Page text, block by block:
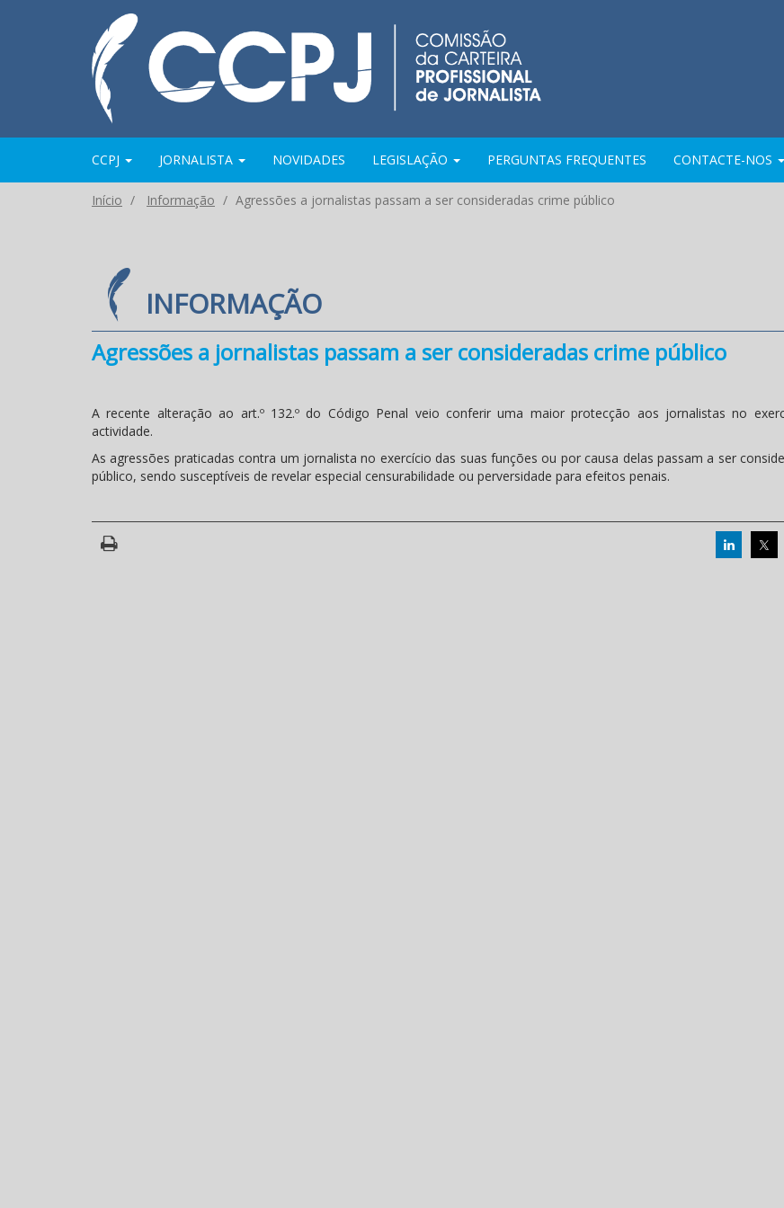
CCPJ JORNALISTA NOVIDADES LEGISLAÇÃO PERGUNTAS FREQUENTES CONTACTE-NOS
Início Informação Agressões a jornalistas passam a ser consideradas crime público
INFORMAÇÃO
Agressões a jornalistas passam a ser consideradas crime público
A recente alteração ao art.º 132.º do Código Penal veio conferir uma maior protecção aos jornalistas no
actividade.
As agressões praticadas contra um jornalista no exercício das suas funções ou por causa delas passam a ser
público, sendo susceptíveis de revelar especial censurabilidade ou perversidade para efeitos penais.